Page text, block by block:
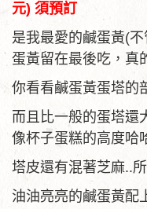
元) 須預訂
是我最愛的鹹蛋黃(
蛋黃留在最後吃，真
你看看鹹蛋黃蛋塔的
而且比一般的蛋塔還
像杯子蛋糕的高度哈
塔皮還有混著芝麻..
油油亮亮的鹹蛋黃配